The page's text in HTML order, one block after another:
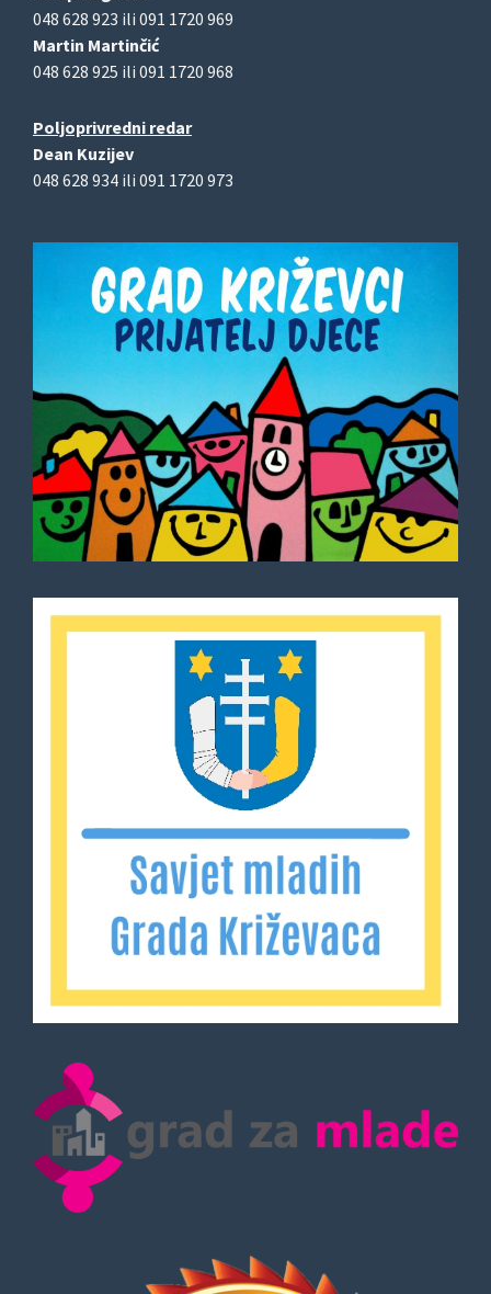
048 628 923 ili 091 1720 969
Martin Martinčić
048 628 925 ili 091 1720 968
Poljoprivredni redar
Dean Kuzijev
048 628 934 ili 091 1720 973